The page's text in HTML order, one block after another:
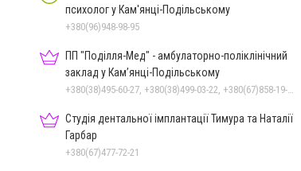
психолог у Кам'янці-Подільському
+380(96)948-98-95
ПП "Поділля-Мед" - амбулаторно-поліклінічний
заклад у Кам’янці-Подільському
+380(38)495-60-27, +380(38)499-03-22, +380(67)858-19-75
Студія дентальної імплантації Тимура та Наталії
Гарбар
+380(67)477-72-21